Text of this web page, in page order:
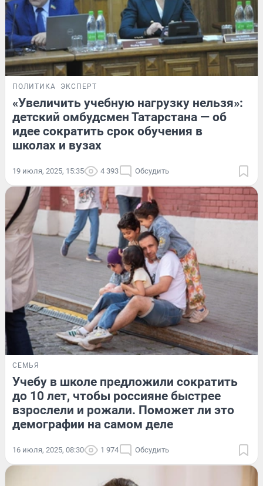
ПОЛИТИКА ЭКСПЕРТ
«Увеличить учебную нагрузку нельзя»:
детский омбудсмен Татарстана — об
идее сократить срок обучения в
школах и вузах
19 июля, 2025, 15:35 4 393 Обсудить
СЕМЬЯ
Учебу в школе предложили сократить
до 10 лет, чтобы россияне быстрее
взрослели и рожали. Поможет ли это
демографии на самом деле
16 июля, 2025, 08:30 1 974 Обсудить